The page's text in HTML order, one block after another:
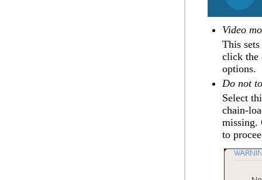
Video
This
click the
options.
Do not
Select
chain-
missing.
to